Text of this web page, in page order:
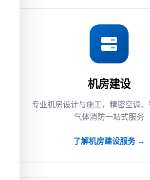
机房建设
专业机房设计与施工，精密空调、
气体消防一站式服务
了解机房建设服务 →